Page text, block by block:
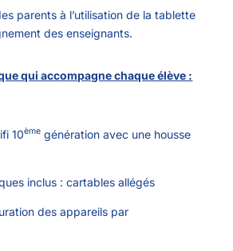
parents à l’utilisation de la tablette
des enseignants.
qui accompagne chaque élève :
10ème génération avec une housse
inclus : cartables allégés
des appareils par